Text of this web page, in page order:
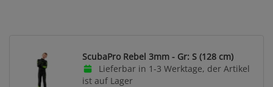
ScubaPro Rebel 3mm - Gr: S (128 cm)
Lieferbar in 1-3 Werktage, der Artikel
ist auf Lager